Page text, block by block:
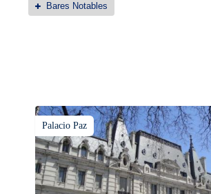
Bares Notables
Palacio Paz